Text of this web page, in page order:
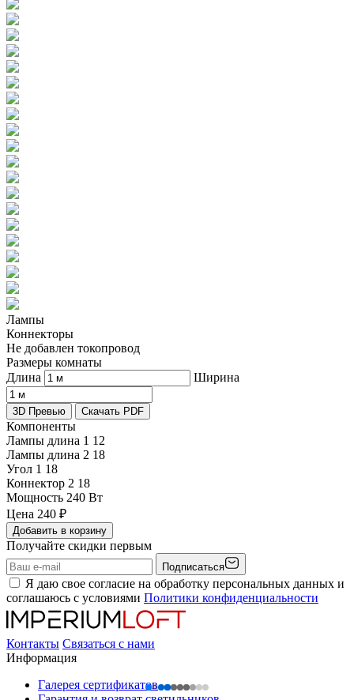
Лампы
Коннекторы
Не добавлен токопровод
Размеры комнаты
Длина
Ширина
3D Превью Скачать PDF
Компоненты
Лампы длина 1 12
Лампы длина 2 18
Угол 1 18
Коннектор 2 18
Мощность 240 Вт
Цена 240 ₽
Добавить в корзину
Получайте скидки первым
Подписаться
Я даю свое согласие на обработку персональных данных и
соглашаюсь с условиями Политики конфиденциальности
Контакты Связаться с нами
Информация
Галерея сертификатов